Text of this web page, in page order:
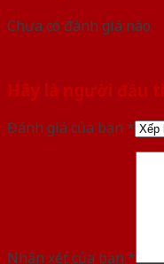
Chưa có đánh giá nào.
Hãy là người đầu
Đánh giá của bạn *
Nhận xét của bạn *